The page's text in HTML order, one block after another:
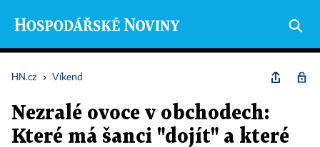
HN.cz › Víkend
Nezralé ovoce v obchodech:
Které má šanci "dojít" a které